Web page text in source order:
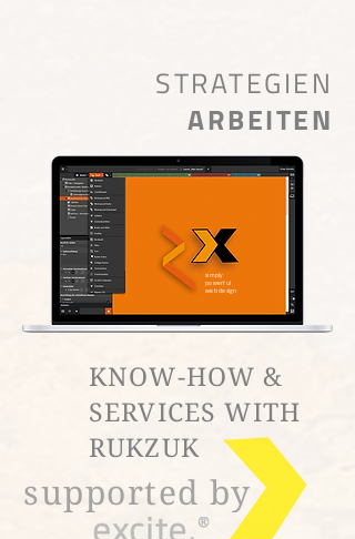
STRATEGIEN
ARBEITEN
simply
powerful
web design
KNOW-HOW &
SERVICES WITH
RUKZUK
supported by